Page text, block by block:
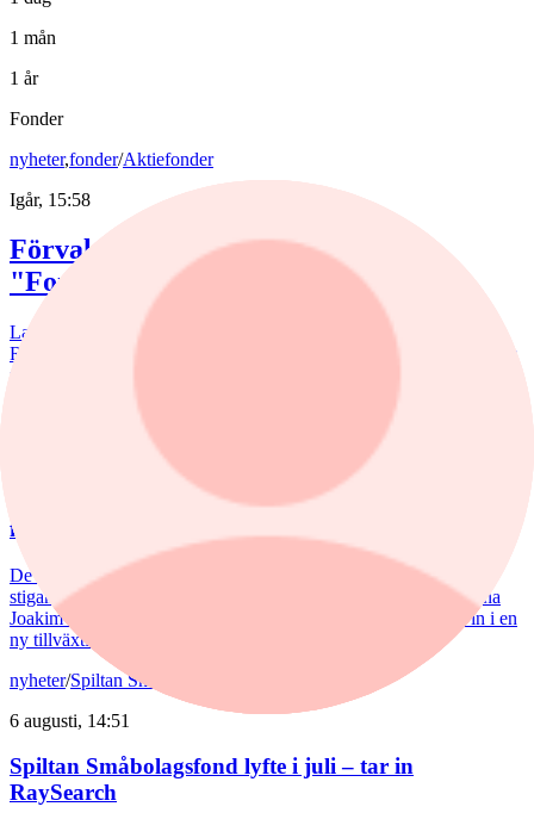
1 mån
1 år
Fonder
nyheter,fonder/Aktiefonder
Igår, 15:58
Förvaltaren efter Troax rusning:
"Fortsatt stor potential"
Lancelot Sverige steg 8,6% i juli, mot 2,2% för jämförelseindex.
Rapportvinnarna Mips och Troax bidrog till uppgången. I Troax ser
förvaltaren Erik Bertilsson fortsatt stor potential.
Försvarsbolag
Försvarsförvaltarna spår ny tillväxtfas: ”Goda
förutsättningar”
De europeiska försvarsbolagen visar rekordstora orderböcker,
stigande omsättning och förbättrade marginaler. Enligt förvaltarna
Joakim Agerback och Shayan Heidari går nu försvarssektorn in i en
ny tillväxtfas.
nyheter/Spiltan Småbolagsfond
6 augusti, 14:51
Spiltan Småbolagsfond lyfte i juli – tar in
RaySearch